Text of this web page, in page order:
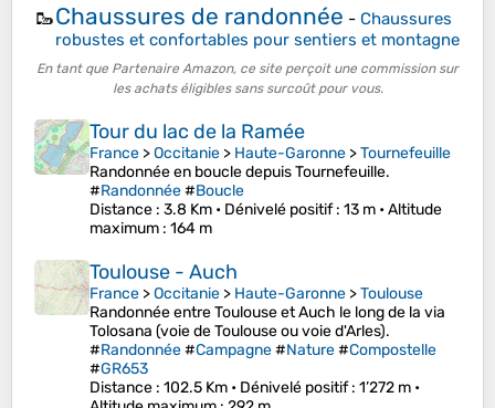
🥾Chaussures de randonnée - Chaussures
robustes et confortables pour sentiers et montagne
En tant que Partenaire Amazon, ce site perçoit une commission sur
les achats éligibles sans surcoût pour vous.
Tour du lac de la Ramée
France >Occitanie > Haute-Garonne >Tournefeuille
Randonnée en boucle depuis Tournefeuille.
#Randonnée#Boucle
Distance : 3.8 Km • Dénivelé positif: 13 m •Altitude
maximum : 164 m
Toulouse - Auch
France >Occitanie > Haute-Garonne >Toulouse
Randonnée entre Toulouse et Auch le long de la via
Tolosana (voie de Toulouse ou voie d'Arles).
#Randonnée#Campagne#Nature#Compostelle
#GR653
Distance : 102.5 Km • Dénivelé positif: 1’272 m •